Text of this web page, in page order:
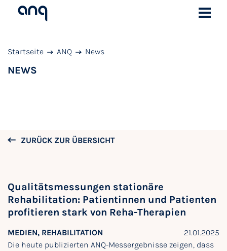
Startseite ANQ News
NEWS
ZURÜCK ZUR ÜBERSICHT
Qualitätsmessungen stationäre
Rehabilitation: Patientinnen und Patienten
profitieren stark von Reha-Therapien
MEDIEN, REHABILITATION
21.01.2025
Die heute publizierten ANQ-Messergebnisse zeigen, dass